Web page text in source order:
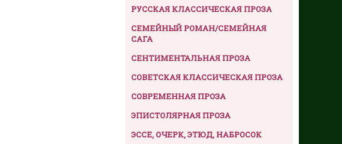
РУССКАЯ КЛАССИЧЕСКАЯ ПРОЗА
СЕМЕЙНЫЙ РОМАН/СЕМЕЙНАЯ
САГА
СЕНТИМЕНТАЛЬНАЯ ПРОЗА
СОВЕТСКАЯ КЛАССИЧЕСКАЯ ПРОЗА
СОВРЕМЕННАЯ ПРОЗА
ЭПИСТОЛЯРНАЯ ПРОЗА
ЭССЕ, ОЧЕРК, ЭТЮД, НАБРОСОК